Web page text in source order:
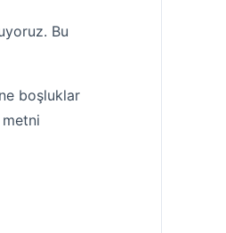
Bu
boşluklar